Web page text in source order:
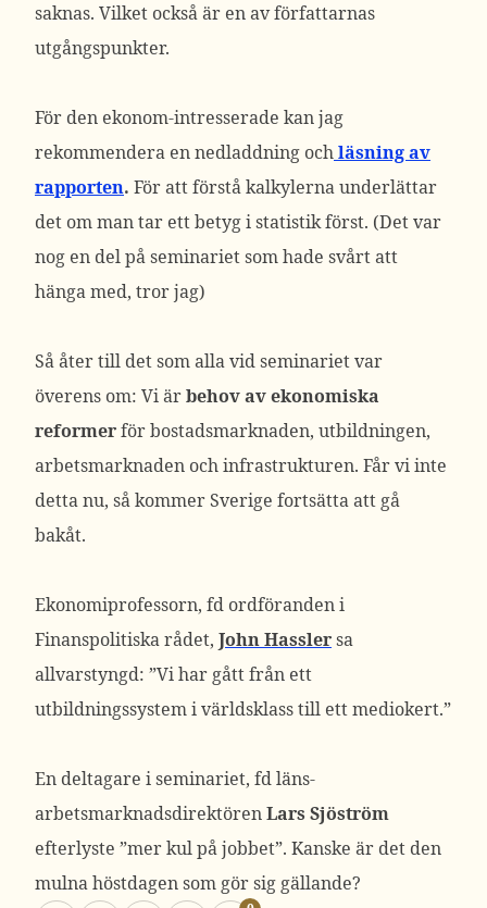
saknas. Vilket också är en av författarnas
utgångspunkter.
För den ekonom-intresserade kan jag
rekommendera en nedladdning ochläsning av
rapporten. För att förstå kalkylerna underlättar
det om man tar ett betyg i statistik först. (Det var
nog en del på seminariet som hade svårt att
hänga med, tror jag)
Så åter till det som alla vid seminariet var
överens om: Vi ärbehov av ekonomiska
reformerför bostadsmarknaden, utbildningen,
arbetsmarknaden och infrastrukturen. Får vi inte
detta nu, så kommer Sverige fortsätta att gå
bakåt.
Ekonomiprofessorn, fd ordföranden i
Finanspolitiska rådet, John Hasslersa
allvarstyngd: ”Vi har gått från ett
utbildningssystem i världsklass till ett mediokert.”
En deltagare i seminariet, fd läns-
arbetsmarknadsdirektörenLars Sjöström
efterlyste ”mer kul på jobbet”. Kanske är det den
mulna höstdagen som gör sig gällande?